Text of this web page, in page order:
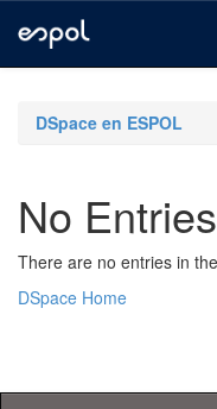
navigationDSpace en ESPOL
No
There are no entries in
DSpace Home